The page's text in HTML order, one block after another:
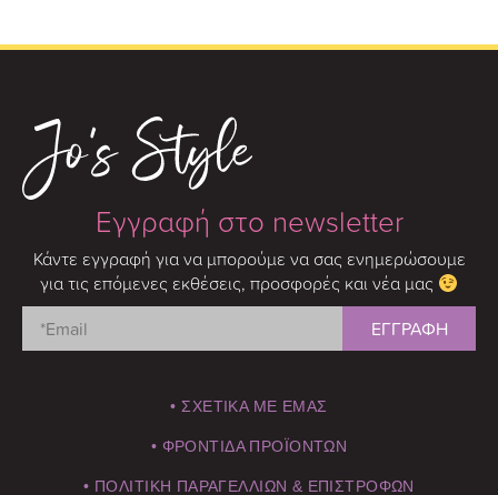
Εγγραφή στο newsletter
Κάντε εγγραφή για να μπορούμε να σας ενημερώσουμε
για τις επόμενες εκθέσεις, προσφορές και νέα μας
• ΣΧΕΤΙΚΑ ΜΕ ΕΜΑΣ
• ΦΡΟΝΤΙΔΑ ΠΡΟΪΟΝΤΩΝ
• ΠΟΛΙΤΙΚΗ ΠΑΡΑΓΕΛΛΙΩΝ & ΕΠΙΣΤΡΟΦΩΝ